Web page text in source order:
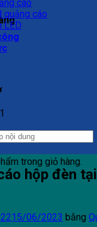
trong giỏ hàng.
cáo
quảng cáo
LED
hộp đèn
15/06/2023 bằng